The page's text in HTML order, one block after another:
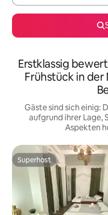
Erstklassig
Frühstück in der
Gäste sind sich einig:
aufgrund ihrer Lage,
Aspekten
Superhost
Superhost